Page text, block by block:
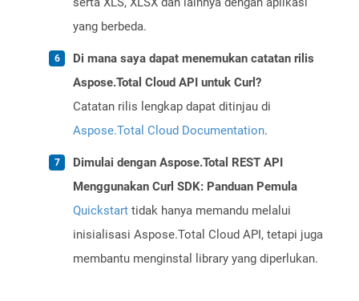
yang berbeda.
Di mana saya dapat menemukan catatan rilis
Aspose.Total Cloud API untuk Curl?
Catatan rilis lengkap dapat ditinjau di
Aspose.Total Cloud Documentation.
Dimulai dengan Aspose.Total REST API
Menggunakan Curl SDK: Panduan Pemula
Quickstart tidak hanya memandu melalui
inisialisasi Aspose.Total Cloud API, tetapi juga
membantu menginstal library yang diperlukan.